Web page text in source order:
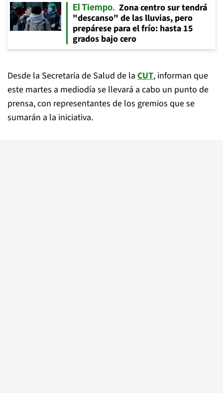
El Tiempo
Zona centro sur tendrá
"descanso" de las lluvias, pero
prepárese para el frío: hasta 15
grados bajo cero
Desde la Secretaría de Salud de la CUT, informan que
este martes a mediodía se llevará a cabo un punto de
prensa, con representantes de los gremios que se
sumarán a la iniciativa.